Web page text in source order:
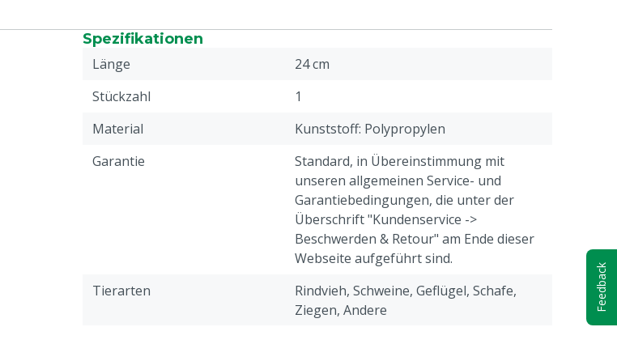
Spezifikationen
Länge
24 cm
Stückzahl
1
Material
Kunststoff: Polypropylen
Garantie
Standard, in Übereinstimmung mit
unseren allgemeinen Service- und
Garantiebedingungen, die unter der
Überschrift "Kundenservice ->
Beschwerden & Retour" am Ende dieser
Webseite aufgeführt sind.
Tierarten
Rindvieh, Schweine, Geflügel, Schafe,
Ziegen, Andere
Feedback